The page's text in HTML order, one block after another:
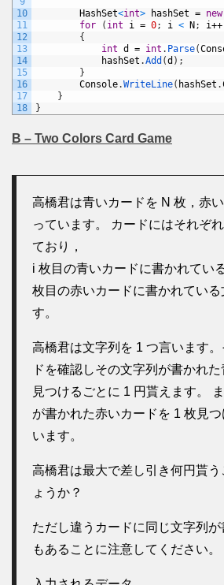
10
11
12
13
14
15
16
17
18
HashSet<int> hashSet = new
for
( int i = 0; i < N ; i++
{
int d = int . Parse(
hashSet .Add (d ) ;
}
Console.WriteLine( hashSet .
}
}
B – Two Colors Card Game
高橋君は青いカードを N 枚，赤
っています。 カードにはそれぞ
ており，
i 枚目の青いカードに書かれてい
枚目の赤いカードに書かれてい
す。
高橋君は文字列を 1 つ言います
ドを確認しその文字列が書かれ
見つけるごとに 1 円貰えます。
が書かれた赤いカードを 1 枚見
います。
高橋君は最大で差し引き何円貰
ょうか？
ただし違うカードに同じ文字列が
もあることに注意してください。